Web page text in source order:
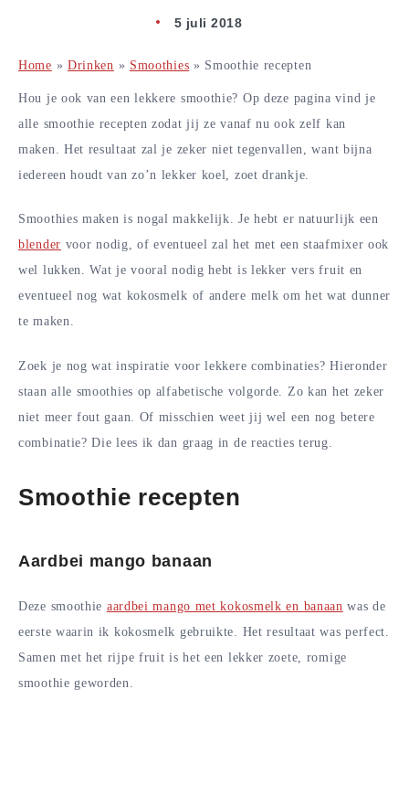
5 juli 2018
Home » Drinken » Smoothies » Smoothie recepten
Hou je ook van een lekkere smoothie? Op deze pagina vind je
alle smoothie recepten zodat jij ze vanaf nu ook zelf kan
maken. Het resultaat zal je zeker niet tegenvallen, want bijna
iedereen houdt van zo’n lekker koel, zoet drankje.
Smoothies maken is nogal makkelijk. Je hebt er natuurlijk een
blender voor nodig, of eventueel zal het met een staafmixer ook
wel lukken. Wat je vooral nodig hebt is lekker vers fruit en
eventueel nog wat kokosmelk of andere melk om het wat dunner
te maken.
Zoek je nog wat inspiratie voor lekkere combinaties? Hieronder
staan alle smoothies op alfabetische volgorde. Zo kan het zeker
niet meer fout gaan. Of misschien weet jij wel een nog betere
combinatie? Die lees ik dan graag in de reacties terug.
Smoothie recepten
Aardbei mango banaan
Deze smoothie aardbei mango met kokosmelk en banaan was de
eerste waarin ik kokosmelk gebruikte. Het resultaat was perfect.
Samen met het rijpe fruit is het een lekker zoete, romige
smoothie geworden.